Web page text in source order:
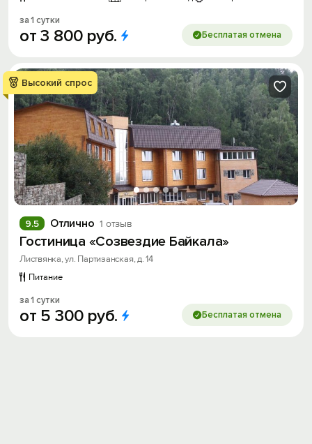
за 1 сутки
от3 800 руб. Бесплатая отмена
Высокий спрос
Отлично 1 отзыв
9.5
Гостиница «Созвездие Байкала»
Листвянка, ул. Партизанская, д. 14
Питание
за 1 сутки
от 5 300 руб. Бесплатая отмена